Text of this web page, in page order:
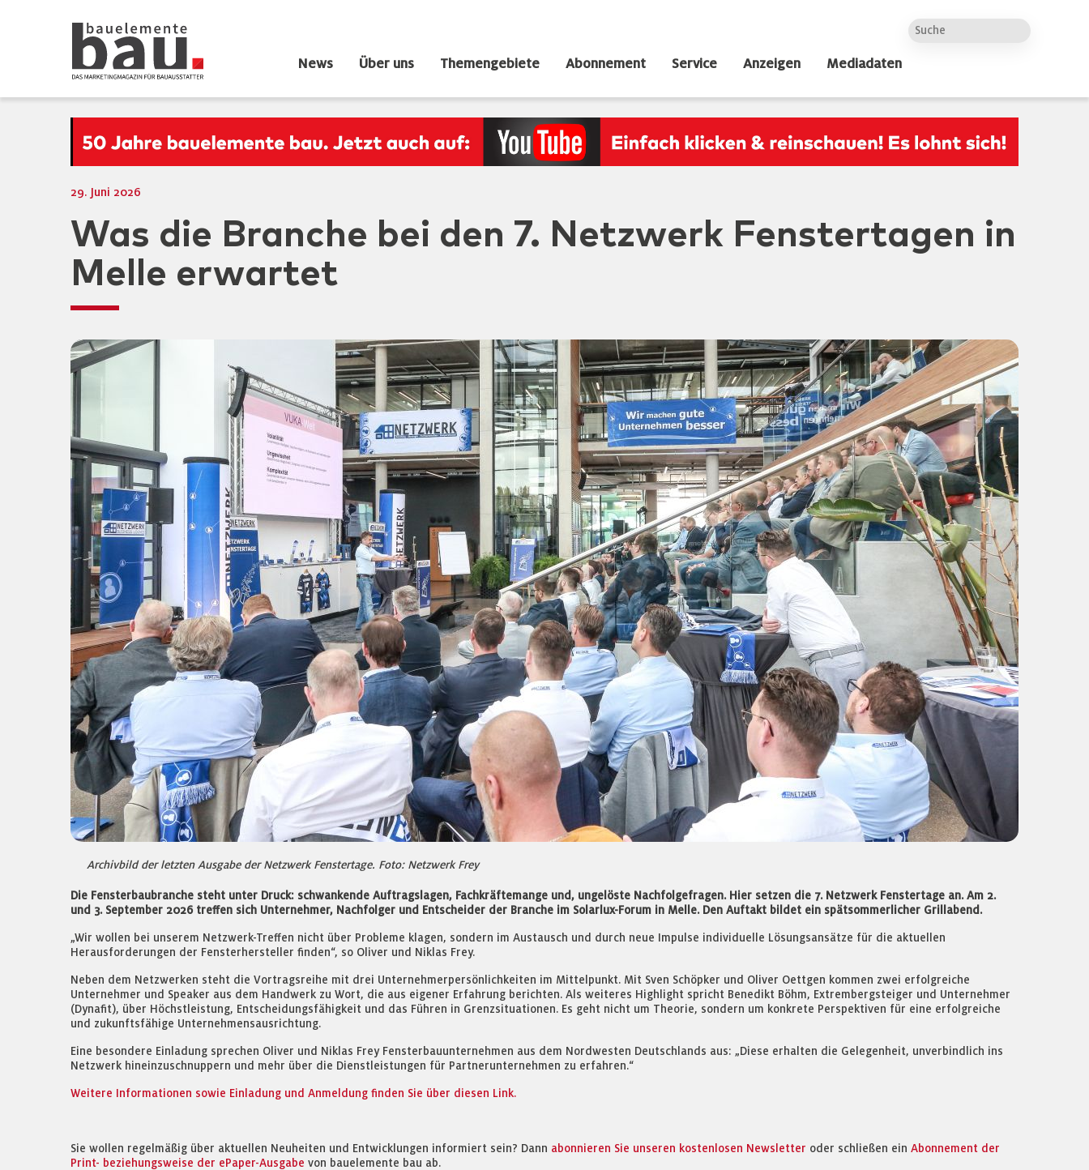
News Über uns Themengebiete Abonnement Service Anzeigen Mediadaten
29. Juni 2026
Was die Branche bei den 7. Netzwerk Fenstertagen in
Melle erwartet
Archivbild der letzten Ausgabe der Netzwerk Fenstertage. Foto: Netzwerk Frey
Die Fensterbaubranche steht unter Druck: schwankende Auftragslagen, Fachkräftemange und, ungelöste Nachfolgefragen. Hier setzen die 7. Netzwerk Fenstertage an. Am 2.
und 3. September 2026 treffen sich Unternehmer, Nachfolger und Entscheider der Branche im Solarlux-Forum in Melle. Den Auftakt bildet ein spätsommerlicher Grillabend.
„Wir wollen bei unserem Netzwerk-Treffen nicht über Probleme klagen, sondern im Austausch und durch neue Impulse individuelle Lösungsansätze für die aktuellen
Herausforderungen der Fensterhersteller finden“, so Oliver und Niklas Frey.
Neben dem Netzwerken steht die Vortragsreihe mit drei Unternehmerpersönlichkeiten im Mittelpunkt. Mit Sven Schöpker und Oliver Oettgen kommen zwei erfolgreiche
Unternehmer und Speaker aus dem Handwerk zu Wort, die aus eigener Erfahrung berichten. Als weiteres Highlight spricht Benedikt Böhm, Extrembergsteiger und Unternehmer
(Dynafit), über Höchstleistung, Entscheidungsfähigkeit und das Führen in Grenzsituationen. Es geht nicht um Theorie, sondern um konkrete Perspektiven für eine erfolgreiche
und zukunftsfähige Unternehmensausrichtung.
Eine besondere Einladung sprechen Oliver und Niklas Frey Fensterbauunternehmen aus dem Nordwesten Deutschlands aus: „Diese erhalten die Gelegenheit, unverbindlich ins
Netzwerk hineinzuschnuppern und mehr über die Dienstleistungen für Partnerunternehmen zu erfahren.“
Weitere Informationen sowie Einladung und Anmeldung finden Sie über diesen Link.
Sie wollen regelmäßig über aktuellen Neuheiten und Entwicklungen informiert sein? Dann abonnieren Sie unseren kostenlosen Newsletter oder schließen ein Abonnement der
Print- beziehungsweise der ePaper-Ausgabe von bauelemente bau ab.